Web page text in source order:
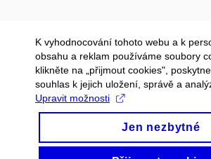
K vyhodnocování tohoto webu a k
obsahu a reklam používáme soubory
klikněte na „přijmout cookies",
souhlas k jejich uložení, správě a
Upravit možnosti
Jen nezbytné